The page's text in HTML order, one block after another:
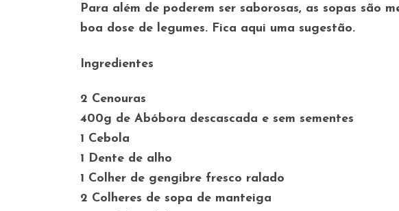
Para além de poderem ser saborosas, as sopas são
boa dose de legumes. Fica aqui uma sugestão.
Ingredientes
2 Cenouras
400g de Abóbora descascada e sem sementes
1 Cebola
1 Dente de alho
1 Colher de gengibre fresco ralado
2 Colheres de sopa de manteiga